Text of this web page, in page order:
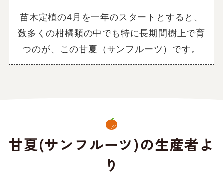
苗木定植の4月を一年のスタートとすると、
数多くの柑橘類の中でも特に長期間樹上で育
つのが、
この甘夏（サンフルーツ）です。
甘夏(サンフルーツ)の生産者よ
り